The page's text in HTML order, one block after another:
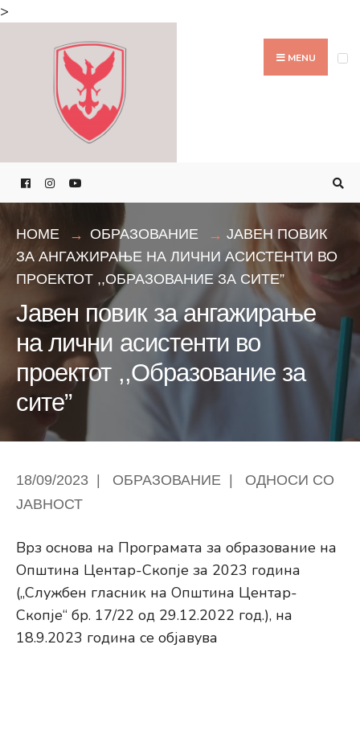
>
MENU
HOME ОБРАЗОВАНИЕ
ЈАВЕН ПОВИК
ЗА АНГАЖИРАЊЕ НА ЛИЧНИ АСИСТЕНТИ ВО
ПРОЕКТОТ ,,ОБРАЗОВАНИЕ ЗА СИТЕ”
Јавен повик за ангажирање
на лични асистенти во
проектот ,,Образование за
сите”
18/09/2023 ОБРАЗОВАНИЕ
ОДНОСИ СО
ЈАВНОСТ
Врз основа на Програмата за образование на
Општина Центар-Скопје за 2023 година
(„Службен гласник на Општина Центар-
Скопје“ бр. 17/22 од 29.12.2022 год.), на
18.9.2023 година се објавува